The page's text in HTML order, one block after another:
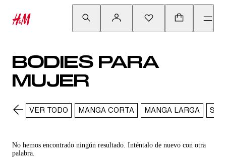
BODIES PARA
MUJER
VER TODO MANGA CORTA MANGA LARGA SIN
No hemos encontrado ningún resultado. Inténtalo de nuevo con otra
palabra.